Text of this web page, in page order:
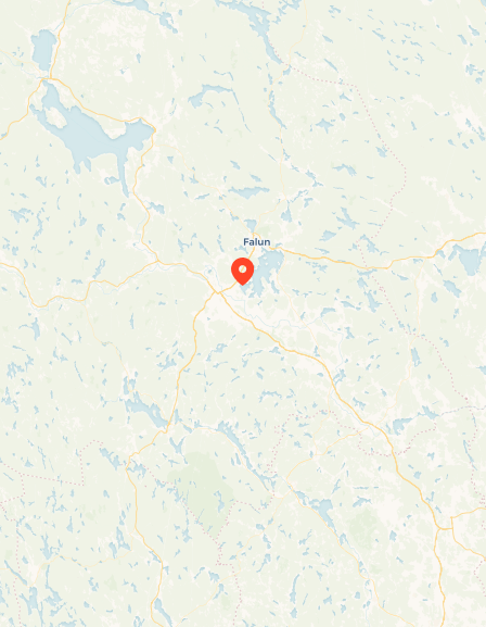
Travelers’ Map is loading…
If you see this after your page is loaded
completely, leafletJS files are missing.